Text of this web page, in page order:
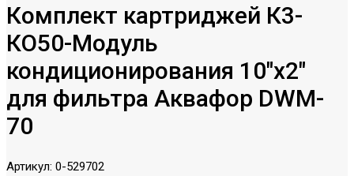
Комплект картриджей К3-
КO50-Модуль
кондиционирования 10"х2"
для фильтра Аквафор DWM-
70
Артикул: 0-529702